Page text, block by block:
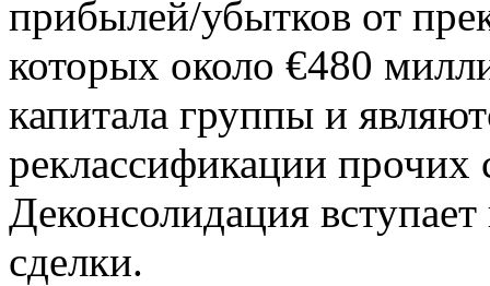
прибылей/убытков от
которых около €480
капитала группы и
реклассификации прочих
Деконсолидация
сделки.